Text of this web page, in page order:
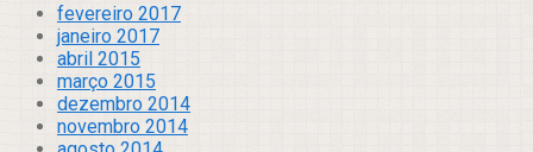
fevereiro 2017
janeiro 2017
abril 2015
março 2015
dezembro 2014
novembro 2014